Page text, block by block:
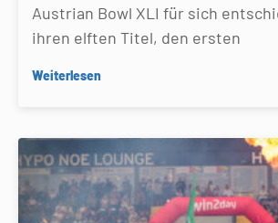
Austrian Bowl XLI für sich
ihren elften Titel, den ersten
Weiterlesen